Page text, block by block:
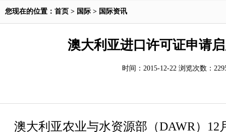
您现在的位置： 首页 > 国际 > 国际资讯
澳大利亚进口许可证申请
时间：2015-12-22 浏览次数：
澳大利亚农业与水资源部（DAWR）12